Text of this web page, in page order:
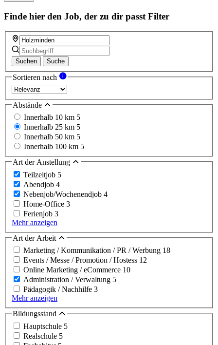
Finde hier den Job, der zu dir passt Filter
Suchen Suche
Sortieren nach
Abstände
Innerhalb 10 km 5
Innerhalb 25 km 5
Innerhalb 50 km 5
Innerhalb 100 km 5
Art der Anstellung
Teilzeitjob 5
Abendjob 4
Nebenjob/Wochenendjob 4
Home-Office 3
Ferienjob 3
Mehr anzeigen
Art der Arbeit
Marketing / Kommunikation / PR / Werbung 18
Events / Messe / Promotion / Hostess 12
Online Marketing / eCommerce 10
Administration / Verwaltung 5
Pädagogik / Nachhilfe 3
Mehr anzeigen
Bildungsstand
Hauptschule 5
Realschule 5